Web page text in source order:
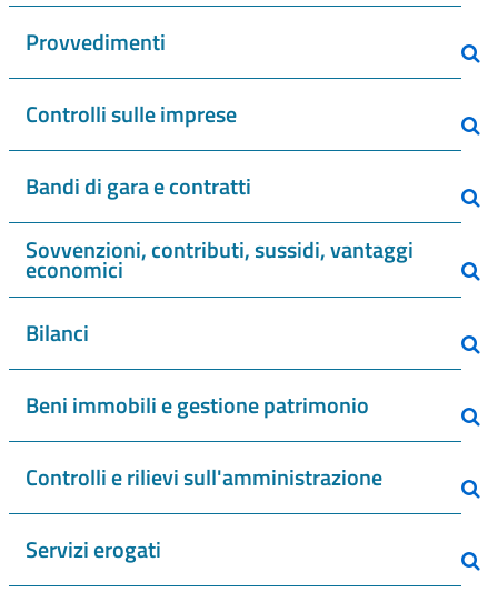
Provvedimenti
Controlli sulle imprese
Bandi di gara e contratti
Sovvenzioni, contributi, sussidi, vantaggi
economici
Bilanci
Beni immobili e gestione patrimonio
Controlli e rilievi sull'amministrazione
Servizi erogati